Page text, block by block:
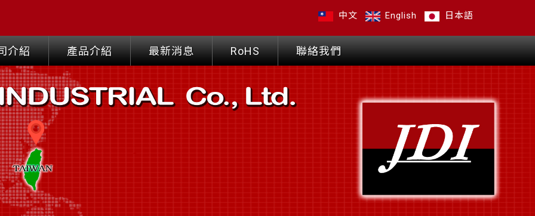
中文 English 日本語
介紹 產品介紹 最新消息 RoHS 聯絡我們